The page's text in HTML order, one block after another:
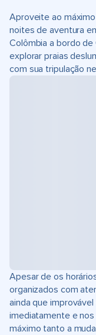
Aproveite ao
noites de aventura
Colômbia a bordo de
explorar praias
com sua tripulação
Apesar de os
organizados com
ainda que
imediatamente e
máximo tanto a